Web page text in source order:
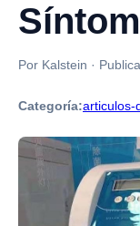
Por Kalstein ·
Categoría:articulos-